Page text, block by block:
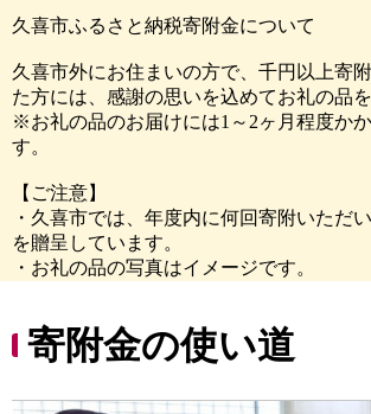
久喜市ふるさと納税寄附金について
久喜市外にお住まいの方で、千円以上寄
た方には、感謝の思いを込めてお礼の品
※お礼の品のお届けには1～2ヶ月程度か
す。
【ご注意】
・久喜市では、年度内に何回寄附いただ
を贈呈しています。
・お礼の品の写真はイメージです。
寄附金の使い道